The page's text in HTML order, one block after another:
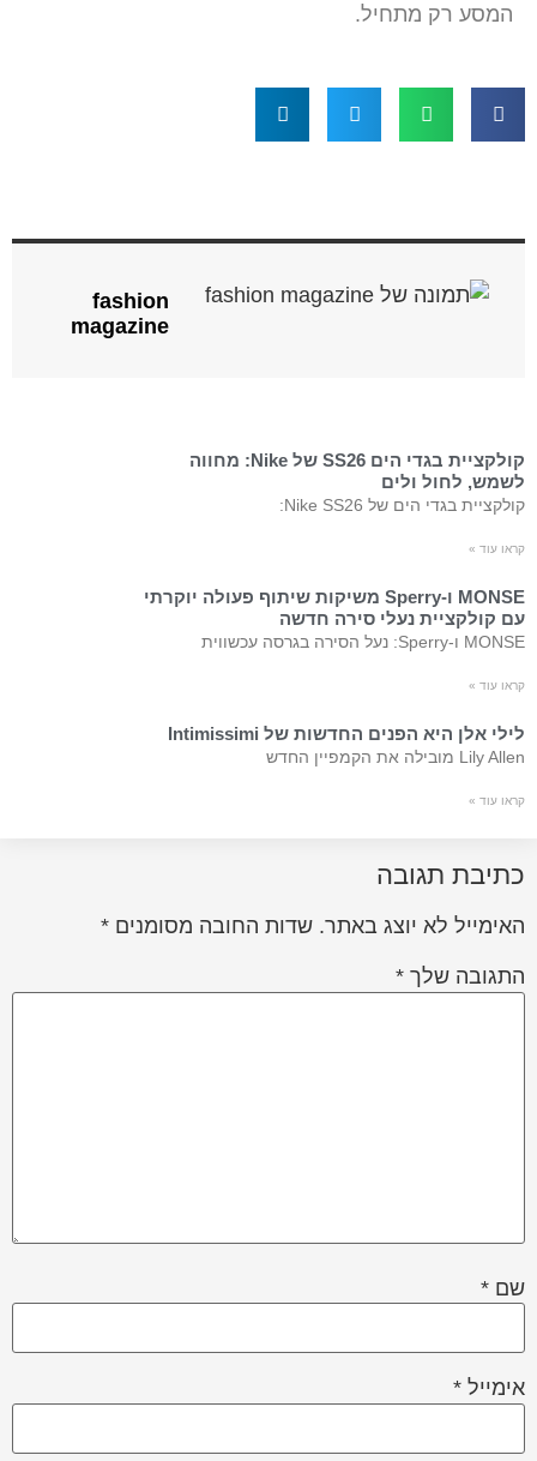
המסע רק מתחיל.
fashion
magazine
קולקציית בגדי הים SS26 של Nike: מחווה
לשמש, לחול ולים
קולקציית בגדי הים של Nike SS26:
קראו עוד »
MONSE ו-Sperry משיקות שיתוף פעולה יוקרתי
עם קולקציית נעלי סירה חדשה
MONSE ו-Sperry: נעל הסירה בגרסה עכשווית
קראו עוד »
לילי אלן היא הפנים החדשות של Intimissimi
Lily Allen מובילה את הקמפיין החדש
קראו עוד »
כתיבת תגובה
האימייל לא יוצג באתר. שדות החובה מסומנים *
התגובה שלך *
שם *
אימייל *